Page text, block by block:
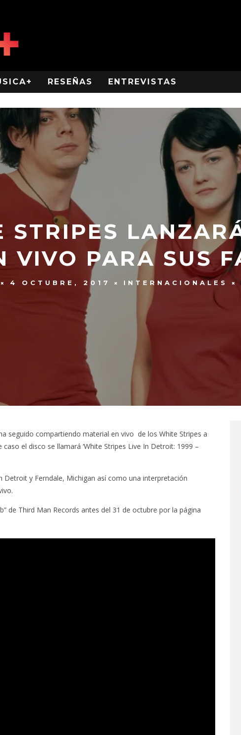
RESEÑAS ENTREVISTAS
STRIPES
VIVO PARA SUS
4 OCTUBRE, 2017 INTERNACIONALES
seguido compartiendo material en vivo de los White Stripes a
el disco se llamará ‘White Stripes Live In Detroit: 1999 –
Detroit y Ferndale, Michigan así como una interpretación
de Third Man Records antes del 31 de octubre por la página